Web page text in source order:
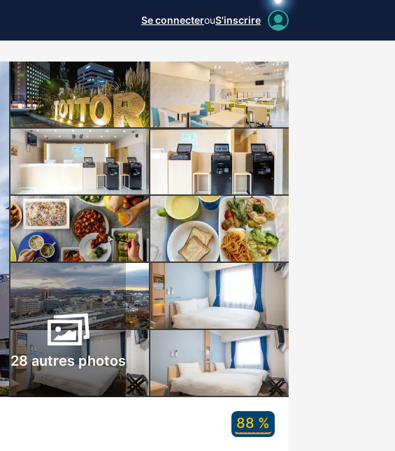
Se connecterouS'inscrire
28 autres photos
88 %